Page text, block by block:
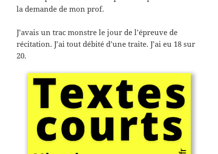
la demande de mon prof.
J’avais un trac monstre le jour de l’épreuve de
récitation. J’ai tout débité d’une traite. J’ai eu 18 sur
20.